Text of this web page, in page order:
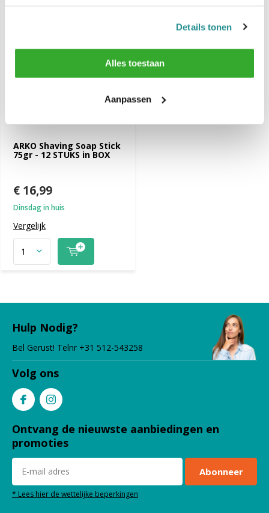
Details tonen
Alles toestaan
Aanpassen
ARKO Shaving Soap Stick
75gr - 12 STUKS in BOX
€ 16,99
Dinsdag in huis
Vergelijk
Hulp Nodig?
Bel Gerust! Telnr +31 512-543258
Volg ons
Ontvang de nieuwste aanbiedingen en
promoties
Abonneer
* Lees hier de wettelijke beperkingen